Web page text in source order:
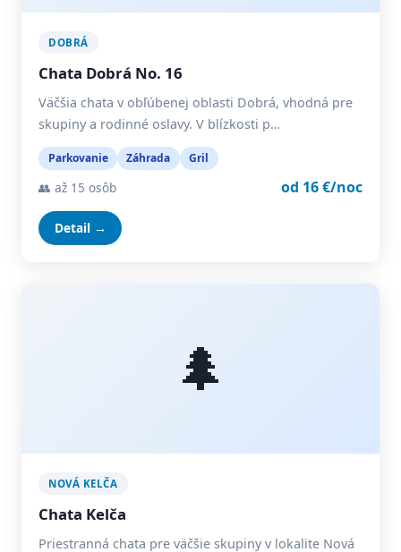
DOBRÁ
Chata Dobrá No. 16
Väčšia chata v obľúbenej oblasti Dobrá, vhodná pre
skupiny a rodinné oslavy. V blízkosti p…
Parkovanie Záhrada Gril
👥 až 15 osôb od 16 €/noc
Detail →
🌲
NOVÁ KELČA
Chata Kelča
Priestranná chata pre väčšie skupiny v lokalite Nová